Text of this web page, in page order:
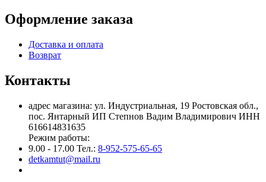
Оформление заказа
Доставка и оплата
Возврат
Контакты
адрес магазина: ул. Индустриальная, 19 Ростовская обл.,
пос. Янтарный ИП Степнов Вадим Владимирович ИНН
616614831635
Режим работы:
9.00 - 17.00 Тел.: 8-952-575-65-65
detkamtut@mail.ru